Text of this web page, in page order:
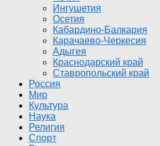
Ингушетия
Осетия
Кабардино-Балкария
Карачаево-Черкесия
Адыгея
Краснодарский край
Ставропольский край
Россия
Мир
Культура
Наука
Религия
Спорт